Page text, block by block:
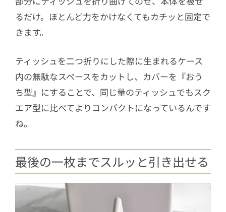
るだけ。ほとんど力をかけなくてもカチッと固定で
きます。
ティッシュを二つ折りにした際に生まれるケース
内の無駄なスペースをカットし、カバーを『おう
ち型』にすることで、同じ量のティッシュでもスク
エア型に比べてよりコンパクトになっているんです
ね。
最後の一枚までスルッと引き出せる